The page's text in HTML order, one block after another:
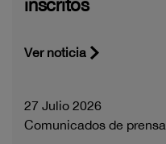
inscritos
Ver noticia
27 Julio 2026
Comunicados de prensa